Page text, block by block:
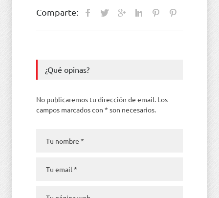
Comparte:
¿Qué opinas?
No publicaremos tu dirección de email. Los
campos marcados con * son necesarios.